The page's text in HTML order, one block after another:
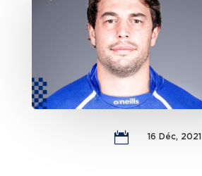
 16 Déc, 2021